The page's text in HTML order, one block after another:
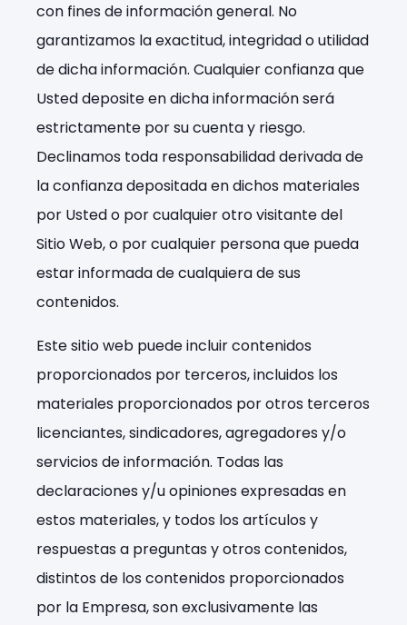
con fines de información general. No
garantizamos la exactitud, integridad o utilidad
de dicha información. Cualquier confianza que
Usted deposite en dicha información será
estrictamente por su cuenta y riesgo.
Declinamos toda responsabilidad derivada de
la confianza depositada en dichos materiales
por Usted o por cualquier otro visitante del
Sitio Web, o por cualquier persona que pueda
estar informada de cualquiera de sus
contenidos.
Este sitio web puede incluir contenidos
proporcionados por terceros, incluidos los
materiales proporcionados por otros terceros
licenciantes, sindicadores, agregadores y/o
servicios de información. Todas las
declaraciones y/u opiniones expresadas en
estos materiales, y todos los artículos y
respuestas a preguntas y otros contenidos,
distintos de los contenidos proporcionados
por la Empresa, son exclusivamente las